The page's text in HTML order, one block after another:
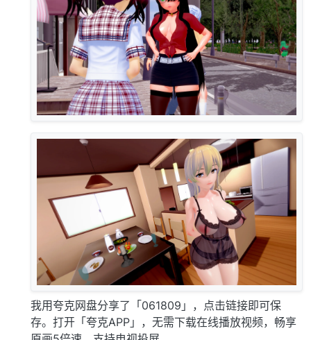
我用夸克网盘分享了「061809」，点击链接即可保
存。打开「夸克APP」，无需下载在线播放视频，畅享